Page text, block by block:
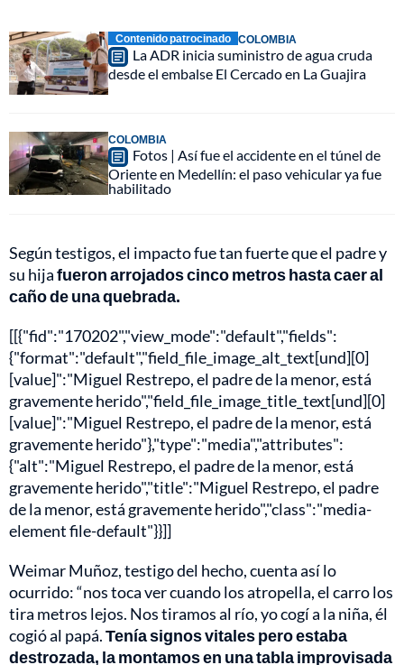
Contenido patrocinado COLOMBIA
La ADR inicia suministro de agua cruda
desde el embalse El Cercado en La Guajira
COLOMBIA
Fotos | Así fue el accidente en el túnel de
Oriente en Medellín: el paso vehicular ya fue
habilitado
Según testigos, el impacto fue tan fuerte que el padre y
su hijafueron arrojados cinco metros hasta caer al
caño de una quebrada.
[[{"fid":"170202","view_mode":"default","fields":
{"format":"default","field_file_image_alt_text[und][0]
[value]":"Miguel Restrepo, el padre de la menor, está
gravemente herido","field_file_image_title_text[und][0]
[value]":"Miguel Restrepo, el padre de la menor, está
gravemente herido"},"type":"media","attributes":
{"alt":"Miguel Restrepo, el padre de la menor, está
gravemente herido","title":"Miguel Restrepo, el padre
de la menor, está gravemente herido","class":"media-
element file-default"}}]]
Weimar Muñoz, testigo del hecho, cuenta así lo
ocurrido: “nos toca ver cuando los atropella, el carro los
tira metros lejos. Nos tiramos al río, yo cogí a la niña, él
cogió al papá.Tenía signos vitales pero estaba
destrozada, la montamos en una tabla improvisada